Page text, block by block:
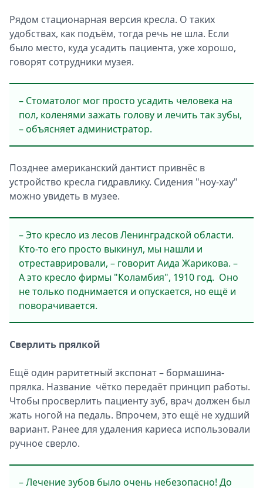
Рядом стационарная версия кресла. О таких
удобствах, как подъём, тогда речь не шла. Если
было место, куда усадить пациента, уже хорошо,
говорят сотрудники музея.
– Стоматолог мог просто усадить человека на
пол, коленями зажать голову и лечить так зубы,
– объясняет администратор.
Позднее американский дантист привнёс в
устройство кресла гидравлику. Сидения "ноу-хау"
можно увидеть в музее.
– Это кресло из лесов Ленинградской области.
Кто-то его просто выкинул, мы нашли и
отреставрировали, – говорит Аида Жарикова. –
А это кресло фирмы "Коламбия", 1910 год. Оно
не только поднимается и опускается, но ещё и
поворачивается.
Сверлить прялкой
Ещё один раритетный экспонат – бормашина-
прялка. Название чётко передаёт принцип работы.
Чтобы просверлить пациенту зуб, врач должен был
жать ногой на педаль. Впрочем, это ещё не худший
вариант. Ранее для удаления кариеса использовали
ручное сверло.
– Лечение зубов было очень небезопасно! До